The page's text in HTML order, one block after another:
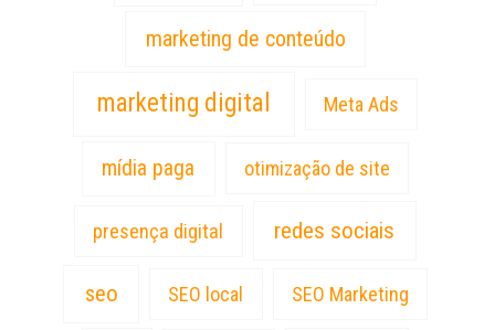
marketing de conteúdo
marketing digital Meta Ads
mídia paga otimização de site
presença digital redes sociais
seo SEO local SEO Marketing